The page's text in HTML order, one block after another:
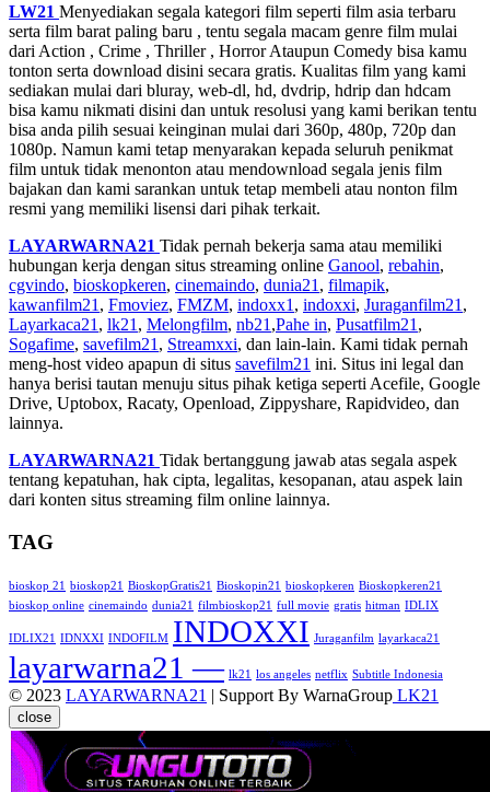
LW21 Menyediakan segala kategori film seperti film asia terbaru
serta film barat paling baru , tentu segala macam genre film mulai
dari Action , Crime , Thriller , Horror Ataupun Comedy bisa kamu
tonton serta download disini secara gratis. Kualitas film yang kami
sediakan mulai dari bluray, web-dl, hd, dvdrip, hdrip dan hdcam
bisa kamu nikmati disini dan untuk resolusi yang kami berikan tentu
bisa anda pilih sesuai keinginan mulai dari 360p, 480p, 720p dan
1080p. Namun kami tetap menyarakan kepada seluruh penikmat
film untuk tidak menonton atau mendownload segala jenis film
bajakan dan kami sarankan untuk tetap membeli atau nonton film
resmi yang memiliki lisensi dari pihak terkait.
LAYARWARNA21 Tidak pernah bekerja sama atau memiliki
hubungan kerja dengan situs streaming online Ganool, rebahin,
cgvindo, bioskopkeren, cinemaindo, dunia21 , filmapik,
kawanfilm21 , Fmoviez, FMZM, indoxx1 , indoxxi, Juraganfilm21 ,
Layarkaca21 , lk21 , Melongfilm, nb21 ,Pahe in, Pusatfilm21 ,
Sogafime, savefilm21 , Streamxxi, dan lain-lain. Kami tidak pernah
meng-host video apapun di situs savefilm21 ini. Situs ini legal dan
hanya berisi tautan menuju situs pihak ketiga seperti Acefile, Google
Drive, Uptobox, Racaty, Openload, Zippyshare, Rapidvideo, dan
lainnya.
LAYARWARNA21 Tidak bertanggung jawab atas segala aspek
tentang kepatuhan, hak cipta, legalitas, kesopanan, atau aspek lain
dari konten situs streaming film online lainnya.
TAG
bioskop 21 bioskop21 BioskopGratis21 Bioskopin21 bioskopkeren Bioskopkeren21
bioskop online cinemaindo dunia21 filmbioskop21 full movie gratis hitman IDLIX
IDLIX21 IDNXXI INDOFILM INDOXXI Juraganfilm layarkaca21
layarwarna21 — lk21 los angeles netflix Subtitle Indonesia
© 2023 LAYARWARNA21 | Support By WarnaGroup LK21
close